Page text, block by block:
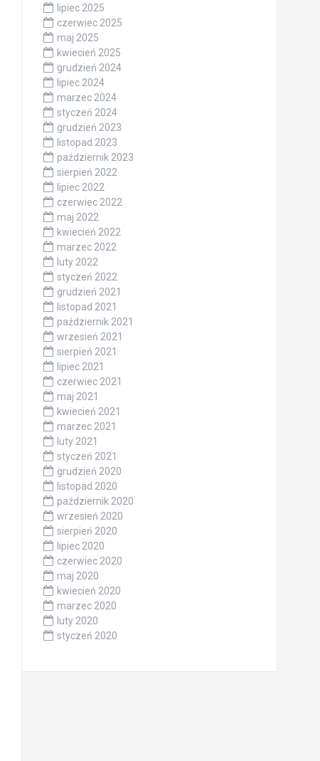
lipiec 2025
czerwiec 2025
maj 2025
kwiecień 2025
grudzień 2024
lipiec 2024
marzec 2024
styczeń 2024
grudzień 2023
listopad 2023
październik 2023
sierpień 2022
lipiec 2022
czerwiec 2022
maj 2022
kwiecień 2022
marzec 2022
luty 2022
styczeń 2022
grudzień 2021
listopad 2021
październik 2021
wrzesień 2021
sierpień 2021
lipiec 2021
czerwiec 2021
maj 2021
kwiecień 2021
marzec 2021
luty 2021
styczeń 2021
grudzień 2020
listopad 2020
październik 2020
wrzesień 2020
sierpień 2020
lipiec 2020
czerwiec 2020
maj 2020
kwiecień 2020
marzec 2020
luty 2020
styczeń 2020